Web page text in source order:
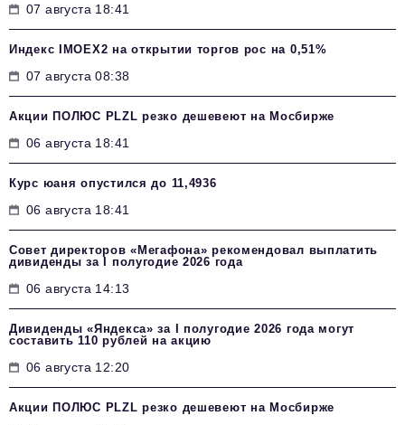
07 августа 18:41
Индекс IMOEX2 на открытии торгов рос на 0,51%
07 августа 08:38
Акции ПОЛЮС PLZL резко дешевеют на Мосбирже
06 августа 18:41
Курс юаня опустился до 11,4936
06 августа 18:41
Совет директоров «Мегафона» рекомендовал выплатить
дивиденды за I полугодие 2026 года
06 августа 14:13
Дивиденды «Яндекса» за I полугодие 2026 года могут
составить 110 рублей на акцию
06 августа 12:20
Акции ПОЛЮС PLZL резко дешевеют на Мосбирже